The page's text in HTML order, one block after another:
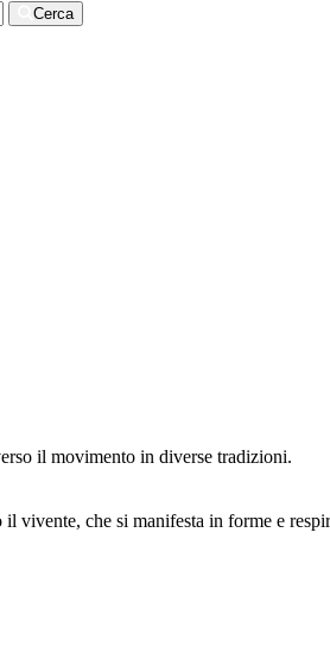
Cerca
il movimento in diverse tradizioni.
vivente, che si manifesta in forme e